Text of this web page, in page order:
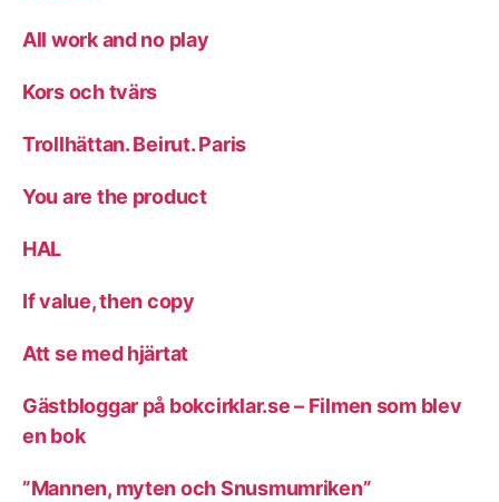
All work and no play
Kors och tvärs
Trollhättan. Beirut. Paris
You are the product
HAL
If value, then copy
Att se med hjärtat
Gästbloggar på bokcirklar.se – Filmen som blev
en bok
”Mannen, myten och Snusmumriken”